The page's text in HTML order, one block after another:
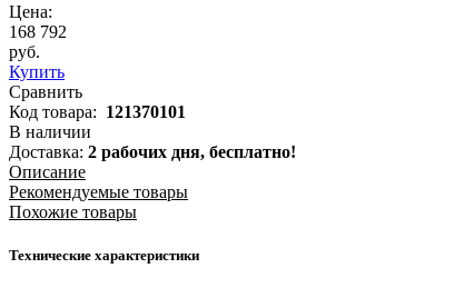
Цена:
168 792
руб.
Купить
Сравнить
Код товара: 121370101
В наличии
Доставка: 2 рабочих дня, бесплатно!
Описание
Рекомендуемые товары
Похожие товары
Технические характеристики